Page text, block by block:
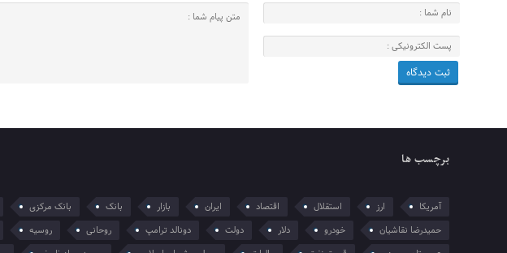
برچسب ها
آمریکا ارز استقلال اقتصاد ایران بازار بانک بانک مرکزی
حمیدرضا نقاشیان
خودرو دلار دولت دونالد ترامپ روحانی روسیه